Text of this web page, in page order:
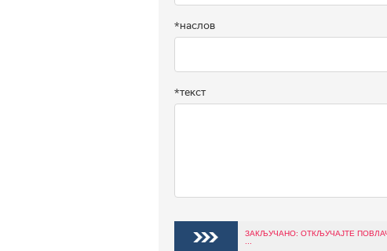
*наслов
*текст
ЗАКЉУЧАНО: ОТКЉУЧАЈТЕ